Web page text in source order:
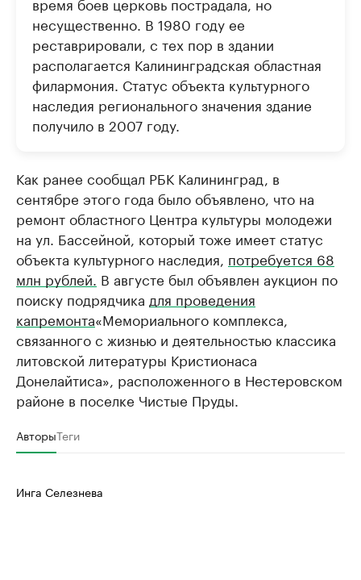
несущественно. В 1980 году ее
реставрировали, с тех пор в здании
располагается Калининградская областная
филармония. Статус объекта культурного
наследия регионального значения здание
получило в 2007 году.
Как ранее сообщал РБК Калининград, в
сентябре этого года было объявлено, что на
ремонт областного Центра культуры молодежи
на ул. Бассейной, который тоже имеет статус
объекта культурного наследия, потребуется 68
млн рублей. В августе был объявлен аукцион по
поиску подрядчика для проведения
капремонта«Мемориального комплекса,
связанного с жизнью и деятельностью классика
литовской литературы Кристионаса
Донелайтиса», расположенного в Нестеровском
районе в поселке Чистые Пруды.
АвторыТеги
Инга Селезнева